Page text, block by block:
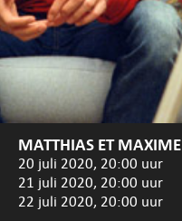
MATTHIAS ET MAXIME
20 juli 2020, 20:00 uur
21 juli 2020, 20:00 uur
22 juli 2020, 20:00 uur